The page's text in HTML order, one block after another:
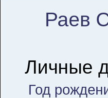
Раев
Личные
Год